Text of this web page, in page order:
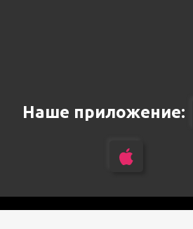
Наше приложение: